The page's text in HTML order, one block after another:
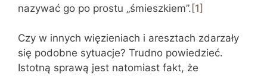
nazywać go po prostu „śmieszkiem”. [1]
Czy w innych więzieniach i aresztach zdarzały
się podobne sytuacje? Trudno powiedzieć.
Istotną sprawą jest natomiast fakt, że